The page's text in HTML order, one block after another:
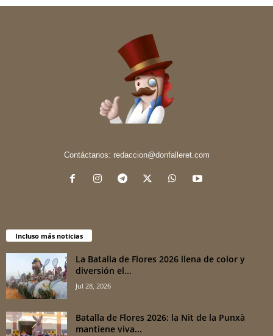
Contáctanos: redaccion@donfalleret.com
Incluso más noticias
La Batalla de Flores 2026 llena de color y
diversión el...
Jul 28, 2026
Batalla de Flores 2026: la Nit de la Punxà
mantiene viva...